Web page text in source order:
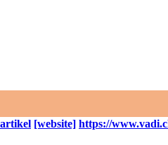
Unterm
Er entwurzelte bisschen
artikel [website] https://